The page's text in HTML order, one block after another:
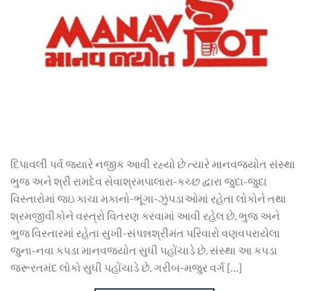
દિપાવલી પર્વ જ્યારે નજીક આવી રહ્યો છે ત્યારે માનવજ્યોત સંસ્થા
ભુજ અને શ્રી રામદેવ સેવાશ્રમપાલારા-કચ્છ દ્વારા જુદા-જુદા
વિસ્તારોમાં જઇ કાચા મકાનો-ભૂંગા-ઝુંપડાઓમાં રહેતા લોકોને તથા
શ્રમજીવીકોને વસ્ત્રો વિતરણ કરવામાં આવી રહેલ છે. ભુજ અને
ભુજ વિસ્તારમાં રહેતા સુખી-સંપન્નશ્રીમંત પરિવારો વણવપરાયેલા
જુના-નવા કપડા માનવજ્યોત સુધી પહોંચાડે છે. સંસ્થા આ કપડા
જરૂરતમંદ લોકો સુધી પહોંચાડે છે. ગરીબ-મજુર વર્ગ […]